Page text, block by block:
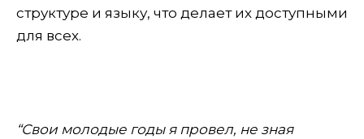
структуре и языку, что делает их доступными
для всех.
“Свои молодые годы я провел, не зная